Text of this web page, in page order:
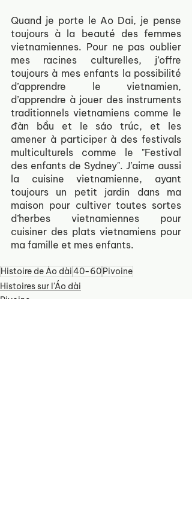
Quand je porte le Ao Dai, je pense
toujours à la beauté des femmes
vietnamiennes. Pour ne pas oublier
mes racines culturelles, j’offre
toujours à mes enfants la possibilité
d’apprendre le vietnamien,
d’apprendre à jouer des instruments
traditionnels vietnamiens comme le
đàn bầu et le sáo trúc, et les
amener à participer à des festivals
multiculturels comme le "Festival
des enfants de Sydney". J’aime aussi
la cuisine vietnamienne, ayant
toujours un petit jardin dans ma
maison pour cultiver toutes sortes
d’herbes vietnamiennes pour
cuisiner des plats vietnamiens pour
ma famille et mes enfants.
Histoire de Áo dài40-60 Pivoine
Histoires sur l'Áo dài
Pivoine